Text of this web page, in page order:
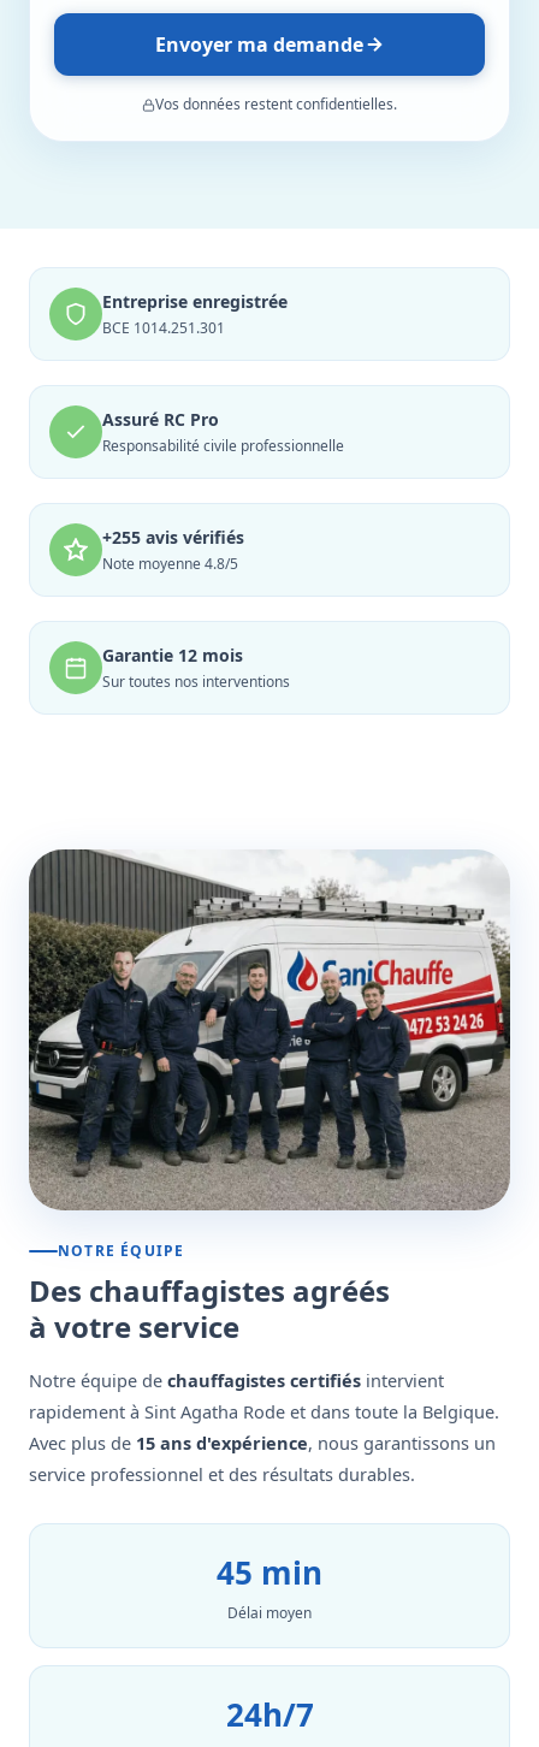
Envoyer ma demande
Vos données restent confidentielles.
Entreprise enregistrée
BCE 1014.251.301
Assuré RC Pro
Responsabilité civile professionnelle
+255 avis vérifiés
Note moyenne 4.8/5
Garantie 12 mois
Sur toutes nos interventions
NOTRE ÉQUIPE
Des chauffagistes agréés
à votre service
Notre équipe de chauffagistes certifiés intervient
rapidement à Sint Agatha Rode et dans toute la Belgique.
Avec plus de 15 ans d'expérience, nous garantissons un
service professionnel et des résultats durables.
45 min
Délai moyen
24h/7